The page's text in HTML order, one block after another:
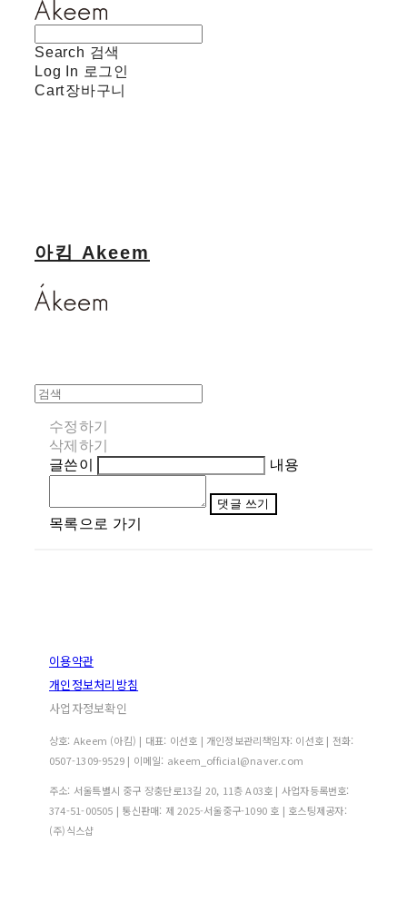
Search 검색
Log In 로그인
Cart장바구니
아킴 Akeem
수정하기
삭제하기
글쓴이
내용
댓글 쓰기
목록으로 가기
이용약관
개인정보처리방침
사업자정보확인
상호: Akeem (아킴) | 대표: 이선호 | 개인정보관리책임자: 이선호 | 전화:
0507-1309-9529 | 이메일: akeem_official@naver.com
주소: 서울특별시 중구 장충단로13길 20, 11층 A03호 | 사업자등록번호:
374-51-00505 | 통신판매: 제 2025-서울중구-1090 호 | 호스팅제공자:
(주)식스샵